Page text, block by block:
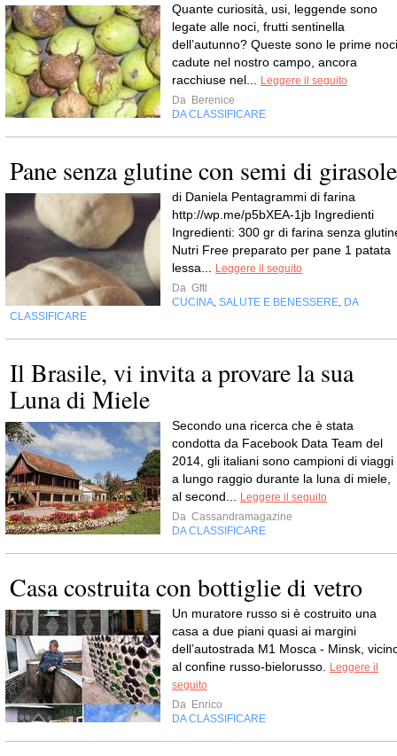
Quante curiosità, usi, leggende sono
legate alle noci, frutti sentinella
dell’autunno? Queste sono le prime noci
cadute nel nostro campo, ancora
racchiuse nel...
Leggere il seguito
Da Berenice
DA CLASSIFICARE
Pane senza glutine con semi di girasole
di Daniela Pentagrammi di farina
http://wp.me/p5bXEA-1jb Ingredienti
Ingredienti: 300 gr di farina senza
Nutri Free preparato per pane 1 patata
lessa...
Leggere il seguito
Da Gftl
CUCINA SALUTE E BENESSERE DA
CLASSIFICARE
Il Brasile, vi invita a provare la sua
Luna di Miele
Secondo una ricerca che è stata
condotta da Facebook Data Team del
2014, gli italiani sono campioni di viaggi
a lungo raggio durante la luna di miele,
al second...
Leggere il seguito
Da Cassandramagazine
DA CLASSIFICARE
Casa costruita con bottiglie di vetro
Un muratore russo si è costruito una
casa a due piani quasi ai margini
dell’autostrada M1 Mosca - Minsk,
al confine russo-bielorusso.
Leggere il
seguito
Da Enrico
DA CLASSIFICARE